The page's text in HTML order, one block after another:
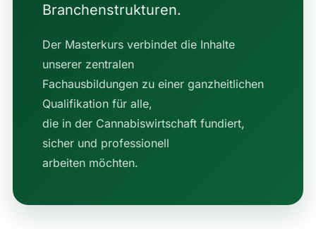
Branchenstrukturen.
Der Masterkurs verbindet die Inhalte
unserer zentralen
Fachausbildungen zu einer ganzheitlichen
Qualifikation für alle,
die in der Cannabiswirtschaft fundiert,
sicher und professionell
arbeiten möchten.